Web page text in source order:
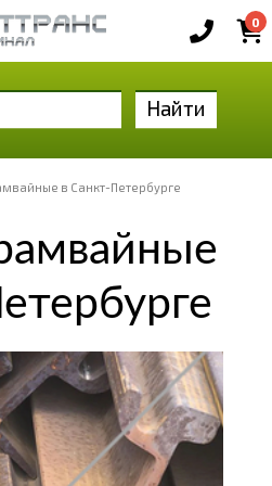
0
Найти
в Санкт-Петербурге